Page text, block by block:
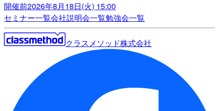
開催前2026年8月18日(火) 15:00
セミナー一覧会社説明会一覧勉強会一覧
クラスメソッド株式会社